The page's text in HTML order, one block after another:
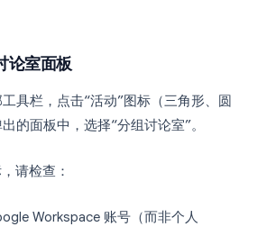
论室面板
具栏，点击“活动”图标（三角形、圆
的面板中，选择“分组讨论室”。
请检查：
Workspace 账号（而非个人